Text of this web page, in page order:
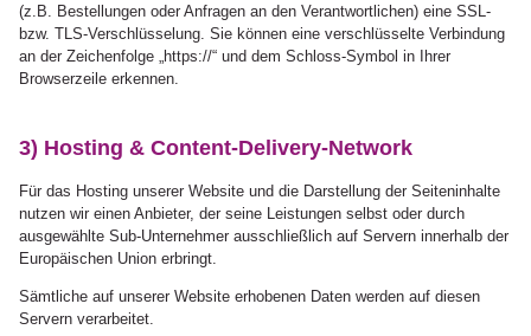
(z.B. Bestellungen oder Anfragen an den Verantwortlichen) eine SSL-
bzw. TLS-Verschlüsselung. Sie können eine verschlüsselte Verbindung
an der Zeichenfolge „https://“ und dem Schloss-Symbol in Ihrer
Browserzeile erkennen.
3) Hosting & Content-Delivery-Network
Für das Hosting unserer Website und die Darstellung der Seiteninhalte
nutzen wir einen Anbieter, der seine Leistungen selbst oder durch
ausgewählte Sub-Unternehmer ausschließlich auf Servern innerhalb der
Europäischen Union erbringt.
Sämtliche auf unserer Website erhobenen Daten werden auf diesen
Servern verarbeitet.